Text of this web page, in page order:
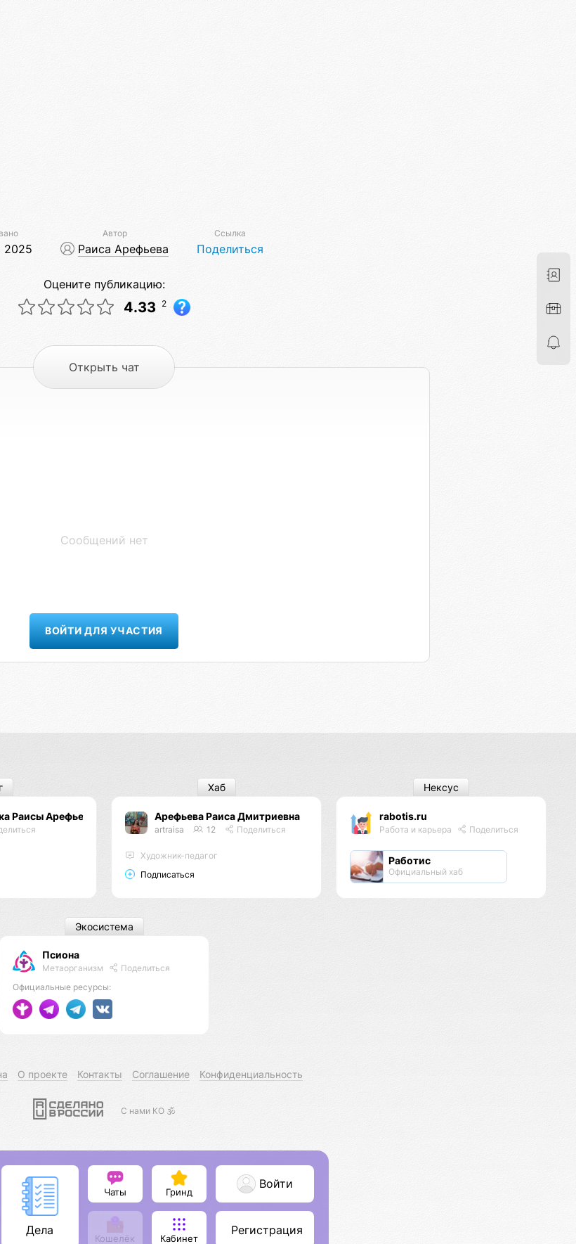
2025
Автор
Раиса Арефьева
Ссылка
Поделиться
Оцените публикацию:
4.33 2
Открыть чат
Сообщений нет
ВОЙТИ ДЛЯ УЧАСТИЯ
Раисы Арефьевой Арефьева Раиса Дмитриевна
artraisa 12 Поделиться
Художник-педагог
Подписаться
Хаб
rabotis.ru
Работа и карьера Поделиться
Работис
Официальный хаб
Нексус
Псиона
Метаорганизм
Поделиться
Официальные ресурсы:
Экосистема
О проекте Контакты Соглашение Конфиденциальность
С нами КО 🕉️
Дела
Чаты Гринд
Кошелёк Кабинет
Войти
Регистрация